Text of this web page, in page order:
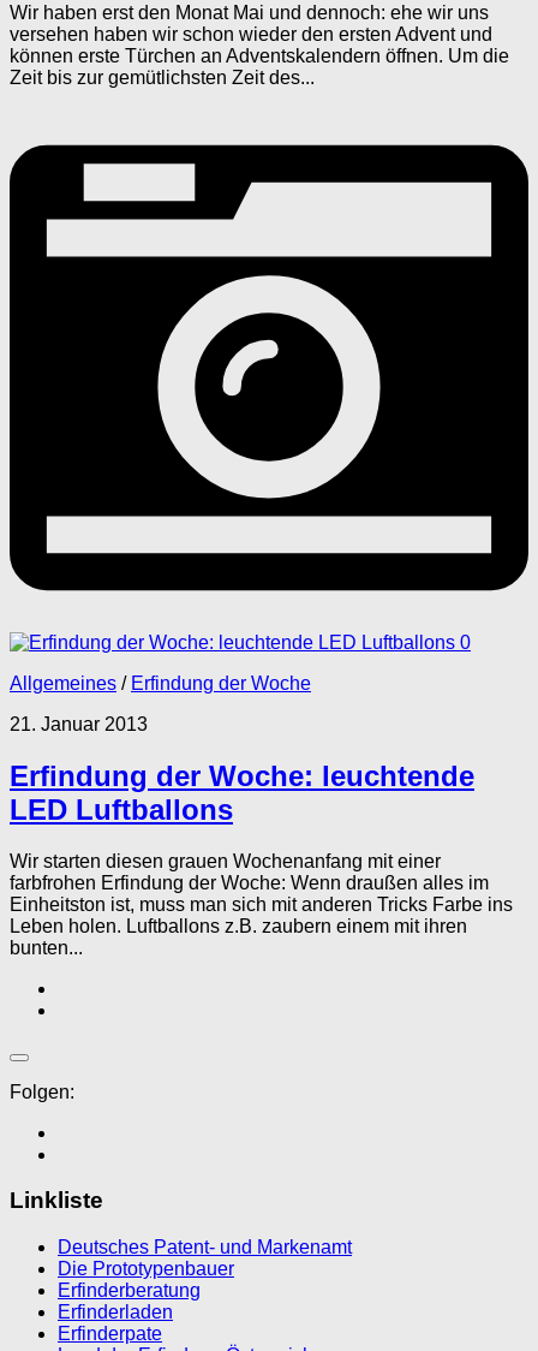
Wir haben erst den Monat Mai und dennoch: ehe wir uns
versehen haben wir schon wieder den ersten Advent und
können erste Türchen an Adventskalendern öffnen. Um die
Zeit bis zur gemütlichsten Zeit des...
0
Allgemeines / Erfindung der Woche
21. Januar 2013
Erfindung der Woche: leuchtende
LED Luftballons
Wir starten diesen grauen Wochenanfang mit einer
farbfrohen Erfindung der Woche: Wenn draußen alles im
Einheitston ist, muss man sich mit anderen Tricks Farbe ins
Leben holen. Luftballons z.B. zaubern einem mit ihren
bunten...
Folgen:
Linkliste
Deutsches Patent- und Markenamt
Die Prototypenbauer
Erfinderberatung
Erfinderladen
Erfinderpate